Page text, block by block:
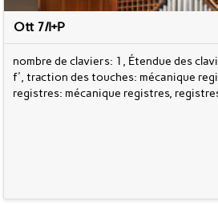
Ott 7/I+P
nombre de claviers: 1, Étendue des
f', traction des touches: mécanique
registres: mécanique registres,